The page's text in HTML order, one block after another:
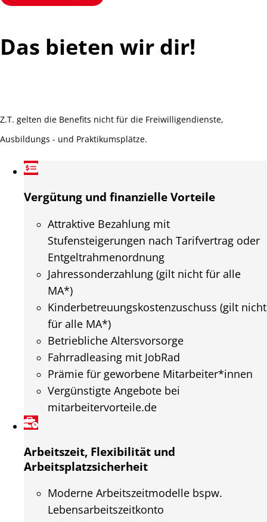
Das bieten wir dir!
Z.T. gelten die Benefits nicht für die Freiwilligendienste,
Ausbildungs - und Praktikumsplätze.
Vergütung und finanzielle Vorteile
Attraktive Bezahlung mit
Stufensteigerungen nach Tarifvertrag oder
Entgeltrahmenordnung
Jahressonderzahlung (gilt nicht für alle
MA*)
Kinderbetreuungskostenzuschuss (gilt nicht
für alle MA*)
Betriebliche Altersvorsorge
Fahrradleasing mit JobRad
Prämie für geworbene Mitarbeiter*innen
Vergünstigte Angebote bei
mitarbeitervorteile.de
Arbeitszeit, Flexibilität und
Arbeitsplatzsicherheit
Moderne Arbeitszeitmodelle bspw.
Lebensarbeitszeitkonto